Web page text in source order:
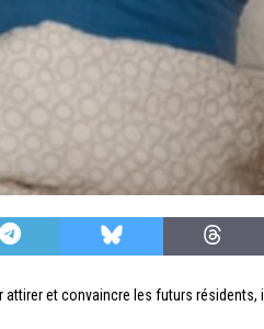
et convaincre les futurs résidents, il